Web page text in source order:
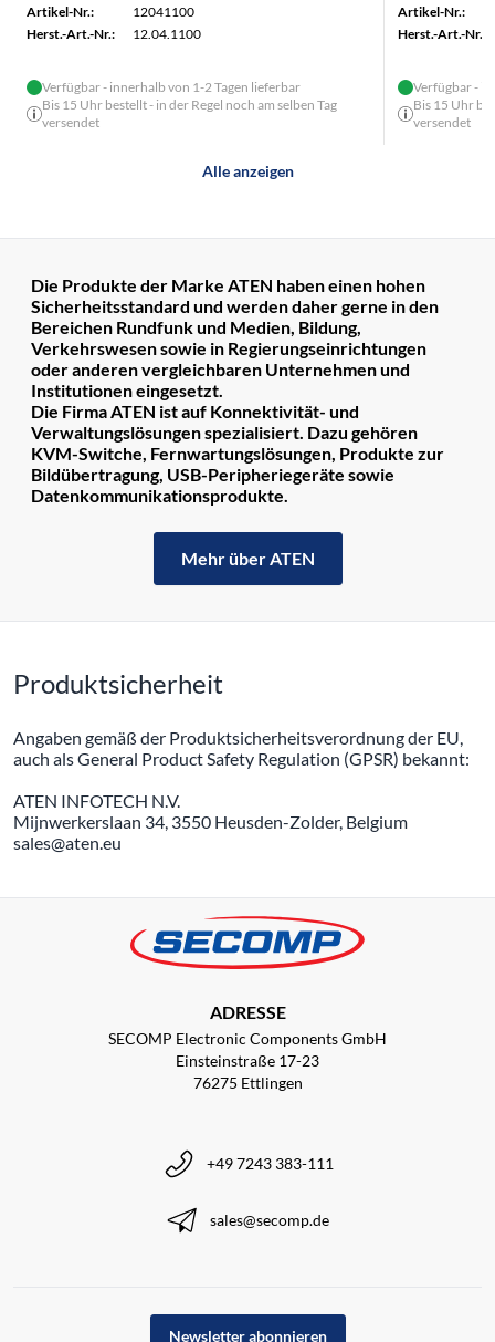
Artikel-Nr.:
12041100
Herst.-Art.-Nr.:
12.04.1100
Verfügbar - innerhalb von 1-2 Tagen lieferbar
Bis 15 Uhr bestellt - in der Regel noch am selben Tag
versendet
Artikel-Nr.:
Herst.-Art.-Nr.:
Verfügbar -
Bis 15 Uhr
versendet
Alle anzeigen
Die Produkte der Marke ATEN haben einen hohen
Sicherheitsstandard und werden daher gerne in den
Bereichen Rundfunk und Medien, Bildung,
Verkehrswesen sowie in Regierungseinrichtungen
oder anderen vergleichbaren Unternehmen und
Institutionen eingesetzt.
Die Firma ATEN ist auf Konnektivität- und
Verwaltungslösungen spezialisiert. Dazu gehören
KVM-Switche, Fernwartungslösungen, Produkte zur
Bildübertragung, USB-Peripheriegeräte sowie
Datenkommunikationsprodukte.
Mehr über ATEN
Produktsicherheit
Angaben gemäß der Produktsicherheitsverordnung der EU,
auch als General Product Safety Regulation (GPSR) bekannt:
ATEN INFOTECH N.V.
Mijnwerkerslaan 34, 3550 Heusden-Zolder, Belgium
sales@aten.eu
ADRESSE
SECOMP Electronic Components GmbH
Einsteinstraße 17-23
76275 Ettlingen
+49 7243 383-111
sales@secomp.de
Newsletter abonnieren